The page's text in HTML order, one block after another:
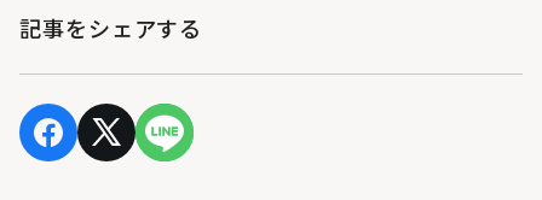
記事をシェアする